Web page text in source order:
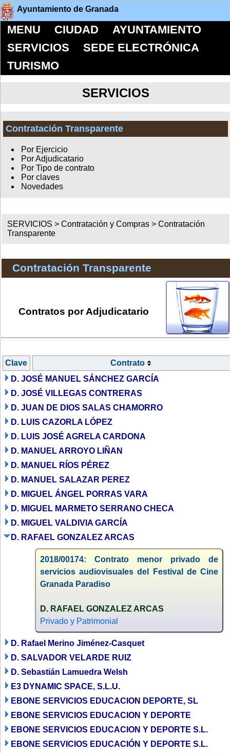
Ayuntamiento de Granada
MENU CIUDAD
AYUNTAMIENTO
SERVICIOS
SEDE ELECTRÓNICA
TURISMO
SERVICIOS
Contratación Transparente
Por Ejercicio
Por Adjudicatario
Por Tipo de contrato
Por claves
Novedades
SERVICIOS >Contratación y Compras >Contratación
Transparente
Contratación Transparente
Contratos por Adjudicatario
Clave
Contrato
D. JOSÉ MANUEL SÁNCHEZ GARCÍA
D. JOSÉ VILLEGAS CONTRERAS
D. JUAN DE DIOS SALAS CHAMORRO
D. LUIS CAZORLA LÓPEZ
D. LUIS JOSÉ AGRELA CARDONA
D. MANUEL ARROYO LIÑAN
D. MANUEL RÍOS PÉREZ
D. MANUEL SALAZAR PEREZ
D. MIGUEL ÁNGEL PORRAS VARA
D. MIGUEL MARMETO SERRANO CHECA
D. MIGUEL VALDIVIA GARCÍA
D. RAFAEL GONZALEZ ARCAS
2018/00174: Contrato menor privado de
servicios audiovisuales del Festival de Cine
Granada Paradiso
D. RAFAEL GONZALEZ ARCAS
Privado y Patrimonial
D. Rafael Merino Jiménez-Casquet
D. SALVADOR VELARDE RUIZ
D. Sebastián Lamuedra Welsh
E3 DYNAMIC SPACE, S.L.U.
EBONE SERVICIOS EDUCACION DEPORTE, SL
EBONE SERVICIOS EDUCACION Y DEPORTE
EBONE SERVICIOS EDUCACION Y DEPORTE S.L.
EBONE SERVICIOS EDUCACIÓN Y DEPORTE S.L.